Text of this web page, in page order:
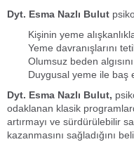
Dyt. Esma Nazlı Bulut
Kişinin yeme
Yeme davranışlarını
Olumsuz beden
Duygusal yeme ile baş
Dyt. Esma Nazlı Bulut,
odaklanan klasik
artırmayı ve sürdürülebilir
kazanmasını sağladığını